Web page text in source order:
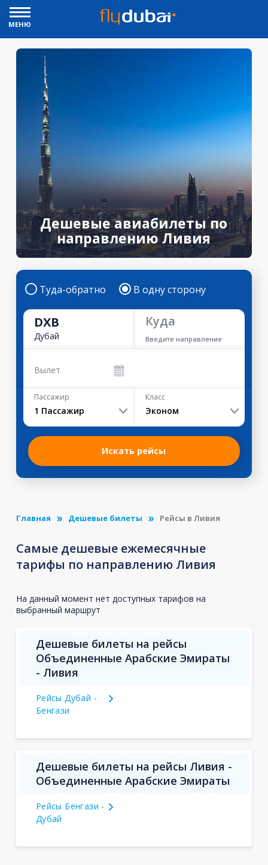
МЕНЮ
Дешевые авиабилеты по
направлению Ливия
Туда-обратно В одну сторону
DXB
Дубай
Куда
Введите направление
Вылет
Пассажир
1 Пассажир
Класс
Эконом
Искать рейсы
Главная Дешевые билеты Рейсы в Ливия
Самые дешевые ежемесячные
тарифы по направлению Ливия
На данный момент нет доступных тарифов на
выбранный маршрут
Дешевые билеты на рейсы
Объединенные Арабские Эмираты
- Ливия
Рейсы Дубай -
Бенгази
Дешевые билеты на рейсы Ливия -
Объединенные Арабские Эмираты
Рейсы Бенгази -
Дубай